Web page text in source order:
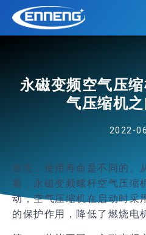
永磁变频空气压
气压缩机
2022-
首先，使用寿命是不同的。
看，永磁变频螺杆空气压缩
动，空气压缩机在启动时采
的保护作用，降低了燃烧电